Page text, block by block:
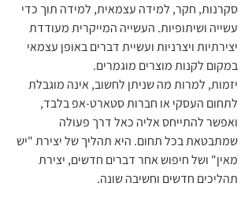
סקרנות, חקר, למידה עצמאית, למידה תוך כדי
עשייה ושיתופיות. העשייה המייקרית מעודדת
יצירתיות ויצרניות ועשיית דברים באופן עצמאי
במקום לקנות מוצרים מוגמרים.
יזמות, למרות מה שניתן לחשוב, אינה מוגבלת
לתחום העסקי או חברות סטארט-אפ בלבד,
ואפשר להתייחס אליה כאל דרך פעולה
שמתבטאת בכל תחום. היא תהליך של יצירת "יש
מאין" ושל חיפוש אחר דברים חדשים, יצירת
תהליכים חדשים וחשיבה שונה.